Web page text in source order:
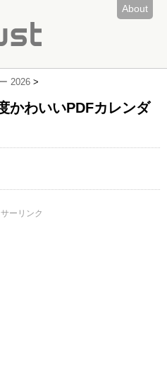
About
2026 >
かわいいPDFカレンダ
ーリンク